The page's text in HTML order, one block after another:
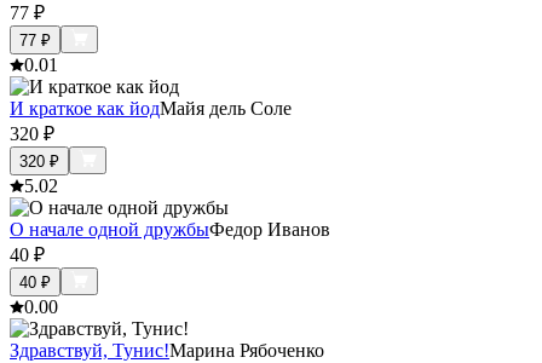
77 ₽
77 ₽
0.01
И краткое как йодМайя дель Соле
320 ₽
320 ₽
5.02
О начале одной дружбыФедор Иванов
40 ₽
40 ₽
0.00
Здравствуй, Тунис!Марина Рябоченко